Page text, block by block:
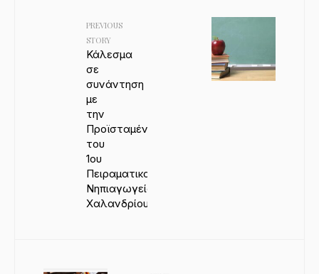
PREVIOUS
STORY
Κάλεσμα
σε
συνάντηση
με
την
Προϊσταμένη
του
1ου
Πειραματικού
Νηπιαγωγείου
Χαλανδρίου